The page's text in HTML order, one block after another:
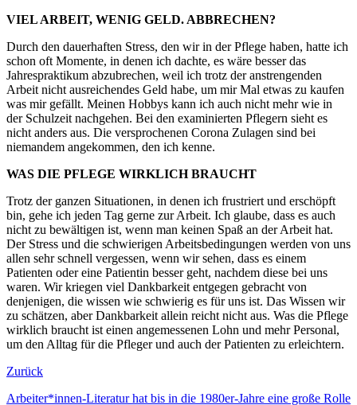
VIEL ARBEIT, WENIG GELD. ABBRECHEN?
Durch den dauerhaften Stress, den wir in der Pflege haben, hatte ich
schon oft Momente, in denen ich dachte, es wäre besser das
Jahrespraktikum abzubrechen, weil ich trotz der anstrengenden
Arbeit nicht ausreichendes Geld habe, um mir Mal etwas zu kaufen
was mir gefällt. Meinen Hobbys kann ich auch nicht mehr wie in
der Schulzeit nachgehen. Bei den examinierten Pflegern sieht es
nicht anders aus. Die versprochenen Corona Zulagen sind bei
niemandem angekommen, den ich kenne.
WAS DIE PFLEGE WIRKLICH BRAUCHT
Trotz der ganzen Situationen, in denen ich frustriert und erschöpft
bin, gehe ich jeden Tag gerne zur Arbeit. Ich glaube, dass es auch
nicht zu bewältigen ist, wenn man keinen Spaß an der Arbeit hat.
Der Stress und die schwierigen Arbeitsbedingungen werden von uns
allen sehr schnell vergessen, wenn wir sehen, dass es einem
Patienten oder eine Patientin besser geht, nachdem diese bei uns
waren. Wir kriegen viel Dankbarkeit entgegen gebracht von
denjenigen, die wissen wie schwierig es für uns ist. Das Wissen wir
zu schätzen, aber Dankbarkeit allein reicht nicht aus. Was die Pflege
wirklich braucht ist einen angemessenen Lohn und mehr Personal,
um den Alltag für die Pfleger und auch der Patienten zu erleichtern.
Zurück
Arbeiter*innen-Literatur hat bis in die 1980er-Jahre eine große Rolle